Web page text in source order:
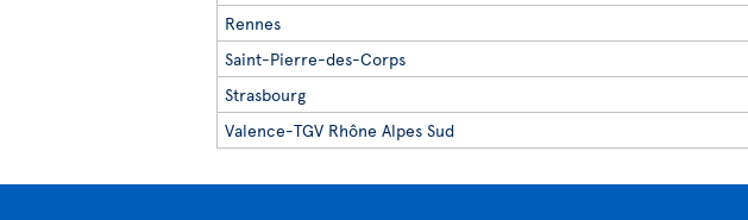
Rennes
Saint-Pierre-des-Corps
Strasbourg
Valence-TGV Rhône Alpes Sud